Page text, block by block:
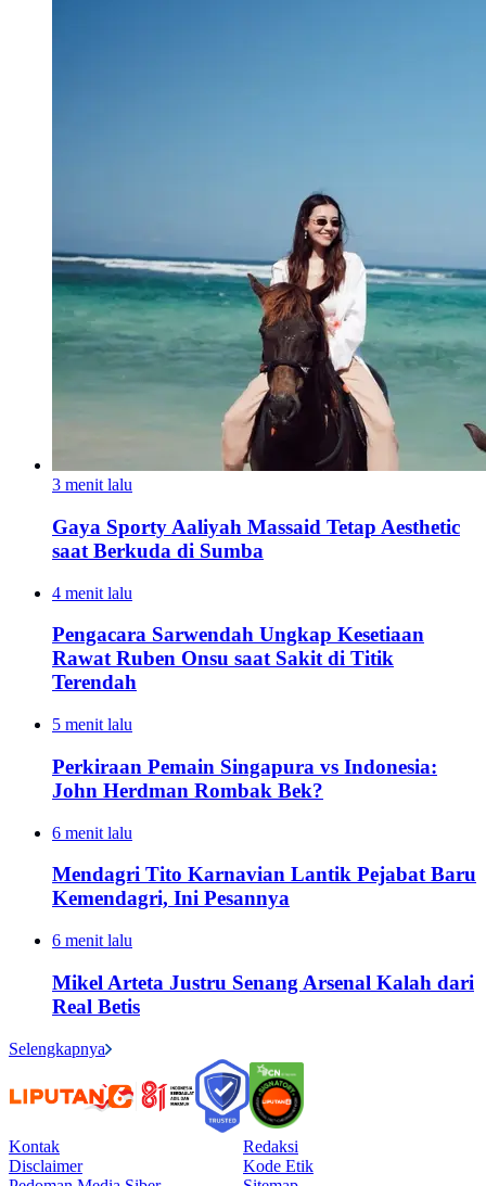
3 menit lalu
Gaya Sporty Aaliyah Massaid Tetap Aesthetic
saat Berkuda di Sumba
4 menit lalu
Pengacara Sarwendah Ungkap Kesetiaan
Rawat Ruben Onsu saat Sakit di Titik
Terendah
5 menit lalu
Perkiraan Pemain Singapura vs Indonesia:
John Herdman Rombak Bek?
6 menit lalu
Mendagri Tito Karnavian Lantik Pejabat Baru
Kemendagri, Ini Pesannya
6 menit lalu
Mikel Arteta Justru Senang Arsenal Kalah dari
Real Betis
Selengkapnya
Kontak
Redaksi
Disclaimer
Kode Etik